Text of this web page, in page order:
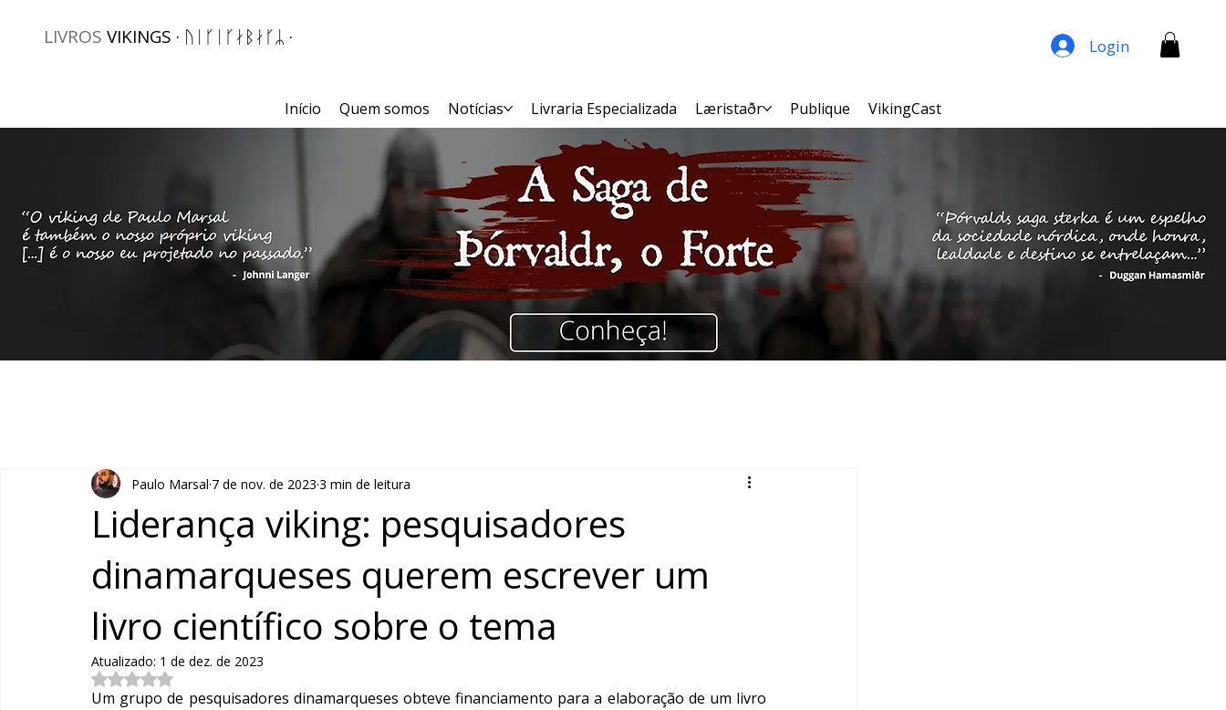
Início Quem somos Notícias Livraria Especializada Læristaðr Publique VikingCast
LIVROS VIKINGS · ᚢᛁᚴᛁᚴᛅᛒᛅᚴᛦ · Login
Liderança viking: pesquisadores
dinamarqueses querem escrever um
livro científico sobre o tema
Paulo Marsal 7 de nov. de 2023 3 min de leitura
Atualizado: 1 de dez. de 2023
Avaliado com NaN de 5 estrelas.
Um grupo de pesquisadores dinamarqueses obteve financiamento para a elaboração de um livro